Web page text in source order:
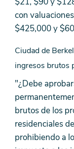
con
$425,000 y
Ciudad de
ingresos brutos
"¿Debe
brutos de los
residenciales
prohibiendo a